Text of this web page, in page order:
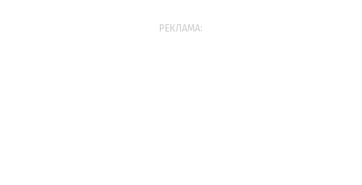
РЕКЛАМА: